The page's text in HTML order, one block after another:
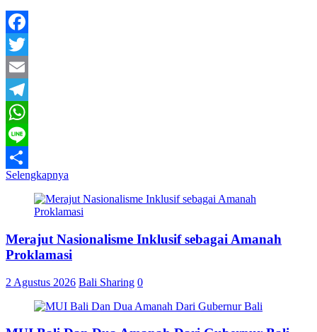
Facebook
Twitter
Email
Telegram
WhatsApp
Line
Share
Selengkapnya
Merajut Nasionalisme Inklusif sebagai Amanah
Proklamasi
2 Agustus 2026 Bali Sharing 0